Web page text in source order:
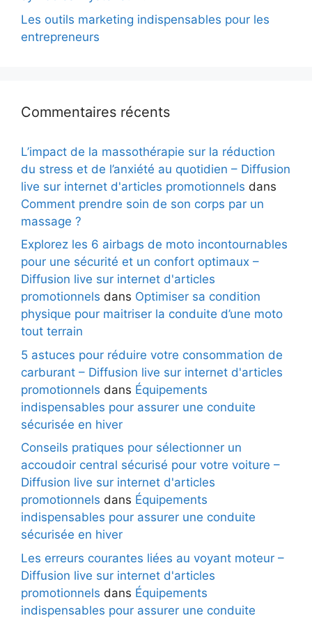
Les outils marketing indispensables pour les
entrepreneurs
Commentaires récents
L’impact de la massothérapie sur la réduction
du stress et de l’anxiété au quotidien – Diffusion
live sur internet d'articles promotionnels dans
Comment prendre soin de son corps par un
massage ?
Explorez les 6 airbags de moto incontournables
pour une sécurité et un confort optimaux –
Diffusion live sur internet d'articles
promotionnels dans Optimiser sa condition
physique pour maitriser la conduite d’une moto
tout terrain
5 astuces pour réduire votre consommation de
carburant – Diffusion live sur internet d'articles
promotionnels dans Équipements
indispensables pour assurer une conduite
sécurisée en hiver
Conseils pratiques pour sélectionner un
accoudoir central sécurisé pour votre voiture –
Diffusion live sur internet d'articles
promotionnels dans Équipements
indispensables pour assurer une conduite
sécurisée en hiver
Les erreurs courantes liées au voyant moteur –
Diffusion live sur internet d'articles
promotionnels dans Équipements
indispensables pour assurer une conduite